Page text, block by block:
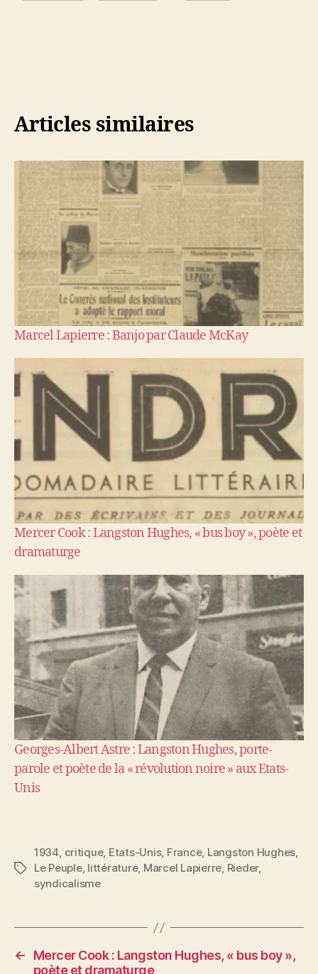
Articles similaires
Marcel Lapierre : Banjo par Claude McKay
Mercer Cook : Langston Hughes, « bus boy », poète et
dramaturge
Georges-Albert Astre : Langston Hughes, porte-
parole et poète de la « révolution noire » aux Etats-
Unis
Étiquettes
1934, critique, Etats-Unis, France, Langston Hughes,
Le Peuple, littérature, Marcel Lapierre, Rieder,
syndicalisme
←
Mercer Cook : Langston Hughes, « bus boy »,
poète et dramaturge